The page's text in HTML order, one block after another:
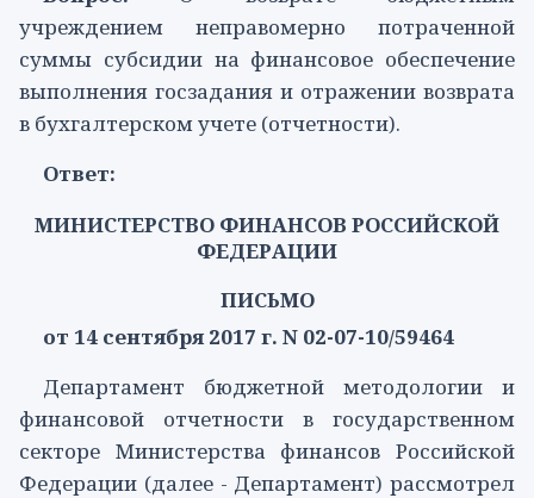
учреждением неправомерно потраченной
суммы субсидии на финансовое обеспечение
выполнения госзадания и отражении возврата
в бухгалтерском учете (отчетности).
Ответ:
МИНИСТЕРСТВО ФИНАНСОВ РОССИЙСКОЙ
ФЕДЕРАЦИИ
ПИСЬМО
от 14 сентября 2017 г. N 02-07-10/59464
Департамент бюджетной методологии и
финансовой отчетности в государственном
секторе Министерства финансов Российской
Федерации (далее - Департамент) рассмотрел